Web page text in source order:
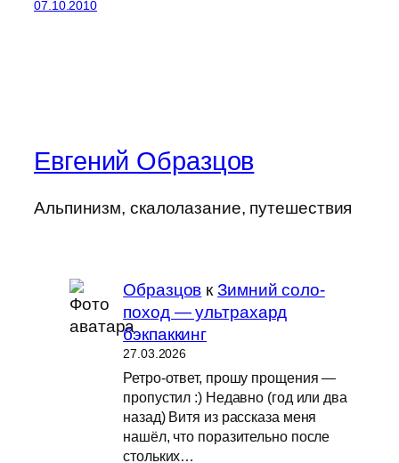
07.10.2010
Евгений Образцов
Альпинизм, скалолазание, путешествия
Образцов кЗимний соло-
поход — ультрахард
бэкпаккинг
27.03.2026
Ретро-ответ, прошу прощения —
пропустил :) Недавно (год или два
назад) Витя из рассказа меня
нашёл, что поразительно после
стольких…